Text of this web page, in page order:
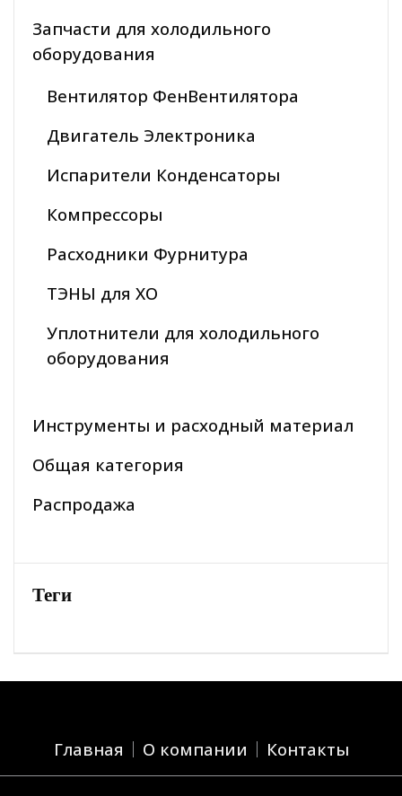
Запчасти для холодильного
оборудования
Вентилятор ФенВентилятора
Двигатель Электроника
Испарители Конденсаторы
Компрессоры
Расходники Фурнитура
ТЭНЫ для ХО
Уплотнители для холодильного
оборудования
Инструменты и расходный материал
Общая категория
Распродажа
Теги
Главная О компании Контакты